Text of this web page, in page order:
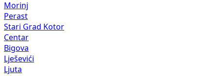
Morinj
Perast
Stari Grad Kotor
Centar
Bigova
Lješevići
Ljuta